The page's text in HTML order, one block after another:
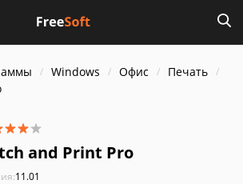
Windows Офис
Печать
and Print Pro
11.01